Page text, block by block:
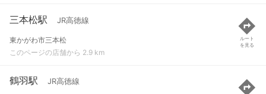
三本松駅 JR高徳線
東かがわ市三本松
このページの店舗から 2.9 km
ルート
を見る
鶴羽駅 JR高徳線